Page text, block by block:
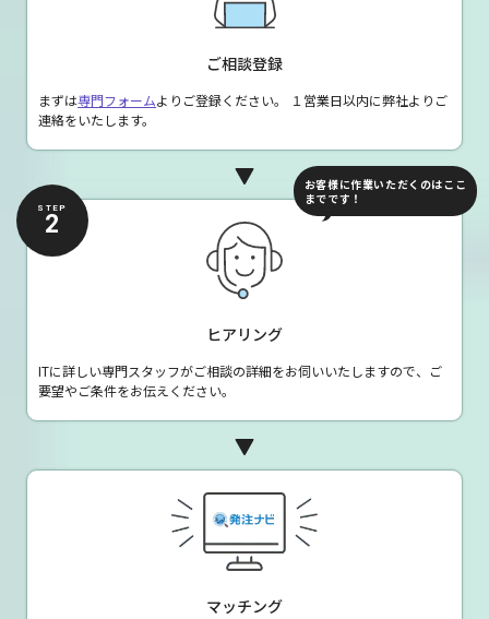
ご相談登録
まずは専門フォームよりご登録ください。
１営業日以内に弊社よりご
連絡をいたします。
STEP
2
ヒアリング
ITに詳しい専門スタッフがご相談の詳細をお伺いいたしますので、ご
要望やご条件をお伝えください。
お客様に作業いただくのはここ
までです！
マッチング